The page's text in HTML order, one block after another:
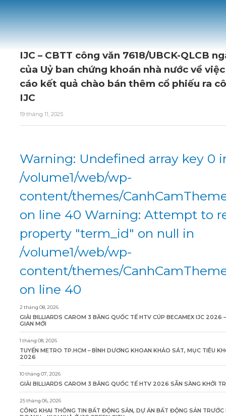
IJC – CBTT công văn 7618/UBCK-QLCB
của Uỷ ban chứng khoán nhà nước về
cáo kết quả chào bán thêm cổ phiếu ra
IJC
19 tháng 11, 2025
Warning: Undefined array key 0
/volume1/web/wp-
content/themes/
on line 40 Warning: Attempt to
property "term_id" on null in
/volume1/web/wp-
content/themes/
on line 40
2 tháng 08, 2026
GIẢI BILLIARDS CAROM 3 BĂNG QUỐC TẾ HTV CÚP BECAMEX IJC 2026
GIAN MỚI
1 tháng 08, 2026
TUYẾN METRO TP.HCM – BÌNH DƯƠNG KHOAN KHẢO SÁT, MỤC TIÊU
2026
10 tháng 07, 2026
GIẢI BILLIARDS CAROM 3 BĂNG QUỐC TẾ HTV 2026 SẴN SÀNG KHỞI
25 tháng 06, 2026
CÔNG KHAI THÔNG TIN BẤT ĐỘNG SẢN, DỰ ÁN BẤT ĐỘNG SẢN